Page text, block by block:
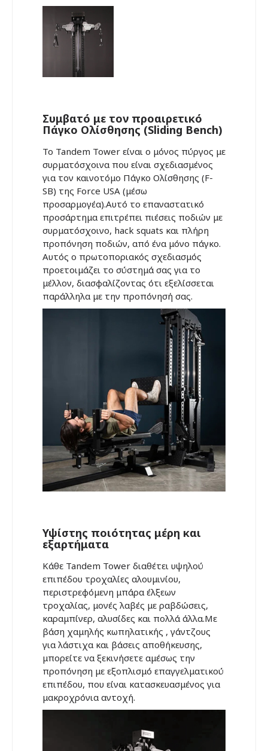
Συμβατό με τον προαιρετικό
Πάγκο Ολίσθησης (Sliding Bench)
Το Tandem Tower είναι ο μόνος πύργος με
συρματόσχοινα που είναι σχεδιασμένος
για τον καινοτόμο Πάγκο Ολίσθησης (F-
SB) της Force USA (μέσω
προσαρμογέα).Αυτό το επαναστατικό
προσάρτημα επιτρέπει πιέσεις ποδιών με
συρματόσχοινο, hack squats και πλήρη
προπόνηση ποδιών, από ένα μόνο πάγκο.
Αυτός ο πρωτοποριακός σχεδιασμός
προετοιμάζει το σύστημά σας για το
μέλλον, διασφαλίζοντας ότι εξελίσσεται
παράλληλα με την προπόνησή σας.
Υψίστης ποιότητας μέρη και
εξαρτήματα
Κάθε Tandem Tower διαθέτει υψηλού
επιπέδου τροχαλίες αλουμινίου,
περιστρεφόμενη μπάρα έλξεων
τροχαλίας, μονές λαβές με ραβδώσεις,
καραμπίνερ, αλυσίδες και πολλά άλλα.Με
βάση χαμηλής κωπηλατικής , γάντζους
για λάστιχα και βάσεις αποθήκευσης,
μπορείτε να ξεκινήσετε αμέσως την
προπόνηση με εξοπλισμό επαγγελματικού
επιπέδου, που είναι κατασκευασμένος για
μακροχρόνια αντοχή.